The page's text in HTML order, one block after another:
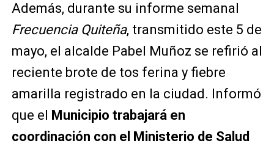
Además, durante su informe semanal
Frecuencia Quiteña, transmitido este 5 de
mayo, el alcalde Pabel Muñoz se refirió al
reciente brote de tos ferina y fiebre
amarilla registrado en la ciudad. Informó
que el Municipio trabajará en
coordinación con el Ministerio de Salud